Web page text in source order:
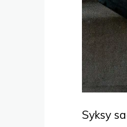
Syksy